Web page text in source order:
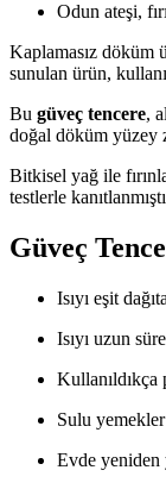
Odun ateşi,
Kaplamasız döküm
sunulan ürün,
Bu güveç tencere,
doğal döküm yüzey
Bitkisel yağ ile
testlerle
Güveç
Isıyı eşit
Isıyı uzun
Kullanıldıkça
Sulu
Evde yeniden